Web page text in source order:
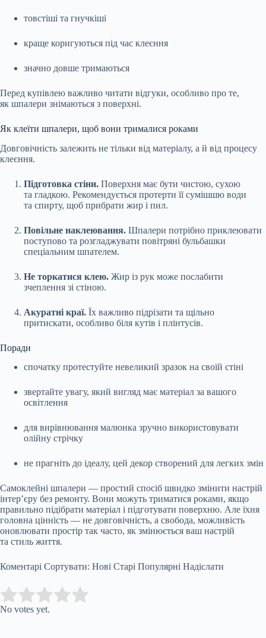
товстіші та гнучкіші
краще коригуються під час клеєння
значно довше тримаються
Перед купівлею важливо читати відгуки, особливо про те,
як шпалери знімаються з поверхні.
Як клеїти шпалери, щоб вони трималися роками
Довговічність залежить не тільки від матеріалу, а й від процесу
клеєння.
Підготовка стіни. Поверхня має бути чистою, сухою
та гладкою. Рекомендується протерти її сумішшю води
та спирту, щоб прибрати жир і пил.
Повільне наклеювання. Шпалери потрібно приклеювати
поступово та розгладжувати повітряні бульбашки
спеціальним шпателем.
Не торкатися клею. Жир із рук може послабити
зчеплення зі стіною.
Акуратні краї. Їх важливо підрізати та щільно
притискати, особливо біля кутів і плінтусів.
Поради
спочатку протестуйте невеликий зразок на своїй стіні
звертайте увагу, який вигляд має матеріал за вашого
освітлення
для вирівнювання малюнка зручно використовувати
олійну стрічку
не прагніть до ідеалу, цей декор створений для легких змін
Самоклейні шпалери — простий спосіб швидко змінити настрій
інтер’єру без ремонту. Вони можуть триматися роками, якщо
правильно підібрати матеріал і підготувати поверхню. Але їхня
головна цінність — не довговічність, а свобода, можливість
оновлювати простір так часто, як змінюється ваш настрій
та стиль життя.
Коментарі Сортувати: Нові Старі Популярні Надіслати
Rate this item:
No votes yet.